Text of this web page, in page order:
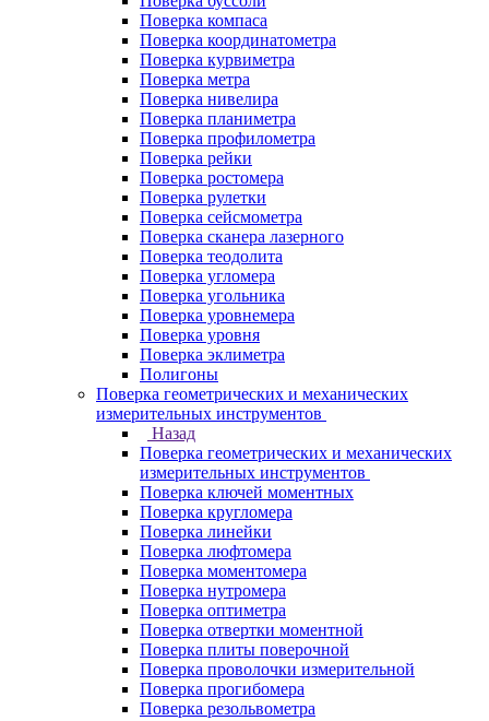
Поверка компаса
Поверка координатометра
Поверка курвиметра
Поверка метра
Поверка нивелира
Поверка планиметра
Поверка профилометра
Поверка рейки
Поверка ростомера
Поверка рулетки
Поверка сейсмометра
Поверка сканера лазерного
Поверка теодолита
Поверка угломера
Поверка угольника
Поверка уровнемера
Поверка уровня
Поверка эклиметра
Полигоны
Поверка геометрических и механических
измерительных инструментов
Назад
Поверка геометрических и механических
измерительных инструментов
Поверка ключей моментных
Поверка кругломера
Поверка линейки
Поверка люфтомера
Поверка моментомера
Поверка нутромера
Поверка оптиметра
Поверка отвертки моментной
Поверка плиты поверочной
Поверка проволочки измерительной
Поверка прогибомера
Поверка резольвометра